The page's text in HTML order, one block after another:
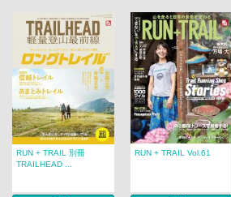
RUN + TRAIL 別冊
TRAILHEAD ...
RUN + TRAIL Vol.61